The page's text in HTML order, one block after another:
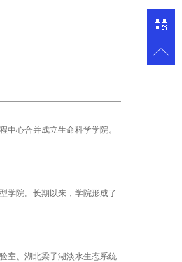
中心合并成立生命科学学院。
学院。长期以来，学院形成了
室、湖北梁子湖淡水生态系统